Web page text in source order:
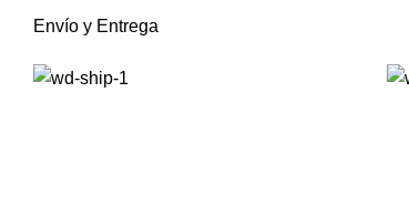
Envío y Entrega